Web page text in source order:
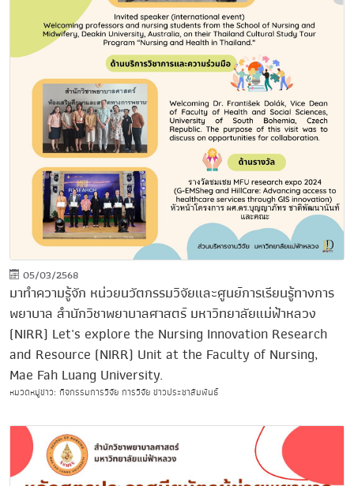
05/03/2568
มาทำความรู้จัก หน่วยนวัตกรรมวิจัยและศูนย์การเรียนรู้ทางการ
พยาบาล สำนักวิชาพยาบาลศาสตร์ มหาวิทยาลัยแม่ฟ้าหลวง
(NIRR) Let's explore the Nursing Innovation Research
and Resource (NIRR) Unit at the Faculty of Nursing,
Mae Fah Luang University.
หมวดหมู่ข่าว: กิจกรรมการวิจัย การวิจัย ข่าวประชาสัมพันธ์